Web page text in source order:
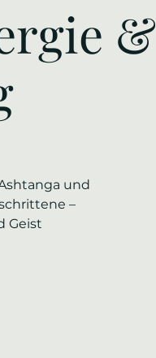
&
und
–
Geist